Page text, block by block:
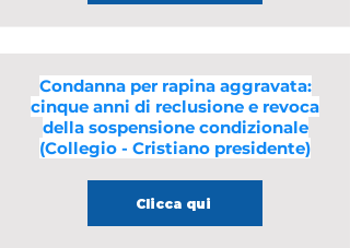
Condanna per rapina aggravata:
cinque anni di reclusione e revoca
della sospensione condizionale
(Collegio - Cristiano presidente)
Clicca qui